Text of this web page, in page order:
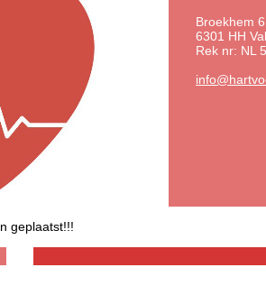
Broekhem 6
6301 HH
Rek nr: NL
info@har
geplaatst!!!